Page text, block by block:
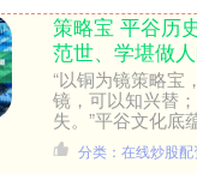
策略宝 平谷历
范世、学堪做
“以铜为镜策略宝
镜，可以知兴替
失。”平谷文化底
长卷里的廉政故
目，更似明镜般
分类：在线炒股配